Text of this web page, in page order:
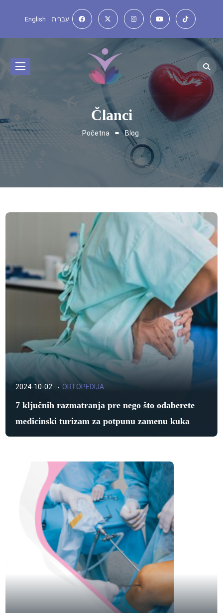
English עִברִית
Članci
Početna Blog
2024-10-02 ORTOPEDIJA
7 ključnih razmatranja pre nego što odaberete
medicinski turizam za potpunu zamenu kuka